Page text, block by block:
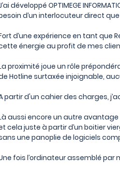
développé OPTIMEGE
d’un interlocuteur direct
d’une expérience en tant que
énergie au profit de mes
proximité joue un rôle
Hotline surtaxée injoignable,
partir d'un cahier des charges,
aussi encore un autre avantage
cela juste à partir d’un boitier
une panoplie de logiciels
fois l’ordinateur assemblé